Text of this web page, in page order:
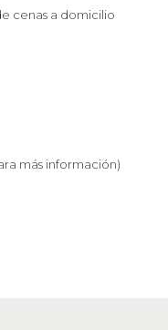
cenas a domicilio
más información)